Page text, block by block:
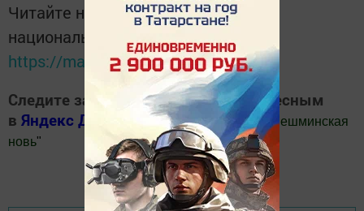
Читайте новости Татарстана в
национальном мессенджере MАХ:
https://max.ru/tatmedia
Следите за самым важным и интересным
в Яндекс Дзен Телеграм канале
Шешминская
новь"
Добавить Шешминскую новь в Яндекс.Новости